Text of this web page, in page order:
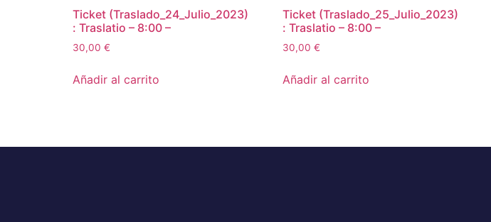
Ticket (Traslado_24_Julio_2023)
: Traslatio – 8:00 –
30,00 €
Añadir al carrito
Ticket (Traslado_25_Julio_2023)
: Traslatio – 8:00 –
30,00 €
Añadir al carrito